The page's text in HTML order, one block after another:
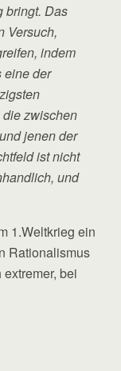
bringt. Das
Versuch,
indem
eine der
zwischen
jenen der
ist nicht
und
1.Weltkrieg ein
Rationalismus
bei